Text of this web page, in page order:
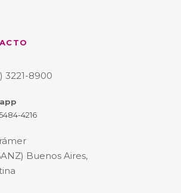
3221-8900
4216
Buenos Aires,